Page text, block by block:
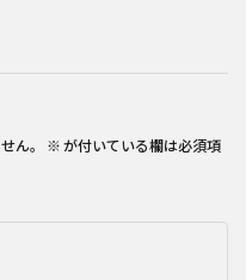
ん。 ※ が付いている欄は必須項